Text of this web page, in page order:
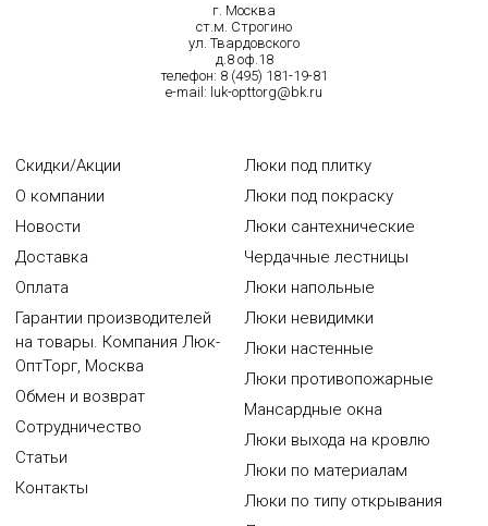
г. Москва
ст.м. Строгино
ул. Твардовского
д.8 оф.18
телефон: 8 (495) 181-19-81
e-mail: luk-opttorg@bk.ru
Скидки/Акции
О компании
Новости
Доставка
Оплата
Гарантии производителей
на товары. Компания Люк-
ОптТорг, Москва
Обмен и возврат
Сотрудничество
Статьи
Контакты
Люки под плитку
Люки под покраску
Люки сантехнические
Чердачные лестницы
Люки напольные
Люки невидимки
Люки настенные
Люки противопожарные
Мансардные окна
Люки выхода на кровлю
Люки по материалам
Люки по типу открывания